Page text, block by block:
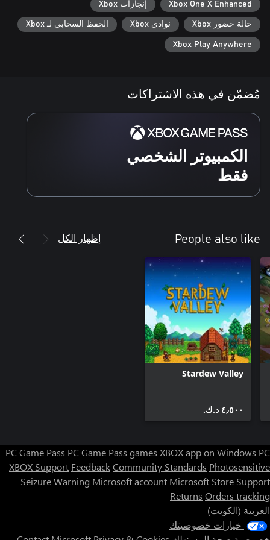
Xbox One X Enhanced إنجازات Xbox
حالة حضور Xbox نوادي Xbox الحفظ السحابي لـ Xbox
Xbox Play Anywhere
مُضمّن في هذه الاشتراكات
الكمبيوتر الشخصي
فقط
People also like إظهار الكل
Stardew Valley
٤٫٥٠٠ د.ك.‏
PC Game Pass PC Game Pass games XBOX app on Windows PC
XBOX Support FeedbackCommunity Standards Photosensitive
Seizure Warning Microsoft account Microsoft Store Support
Returns Orders tracking
العربية (الكويت)
خيارات خصوصيتك